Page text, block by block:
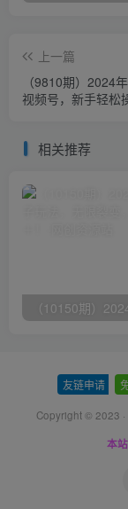
上一篇
（9810期）2024
视频号，新手轻松
相关推荐
友链申请
Copyright © 2023 ·
本